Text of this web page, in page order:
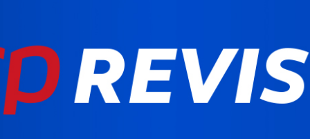
alterações na carta
internacional
Carta de embarcações
recreio